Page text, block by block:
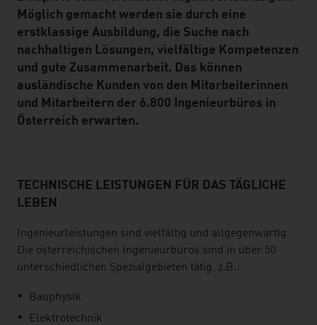
Möglich gemacht werden sie durch eine
erstklassige Ausbildung, die Suche nach
nachhaltigen Lösungen, vielfältige Kompetenzen
und gute Zusammenarbeit. Das können
ausländische Kunden von den Mitarbeiterinnen
und Mitarbeitern der 6.800 Ingenieurbüros in
Österreich erwarten.
listen
TECHNISCHE LEISTUNGEN FÜR DAS TÄGLICHE
LEBEN
Ingenieurleistungen sind vielfältig und allgegenwärtig.
Die österreichischen Ingenieurbüros sind in über 50
unterschiedlichen Spezialgebieten tätig, z.B.:
Bauphysik
Elektrotechnik